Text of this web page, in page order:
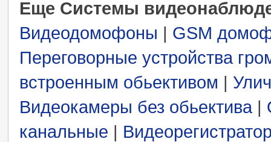
Еще Системы
Видеодомофоны | GSM
Переговорные устройства
встроенным обьективом |
Видеокамеры без обьектива|
канальные |